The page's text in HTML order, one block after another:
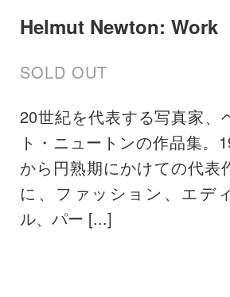
Helmut Newton: Work
SOLD OUT
20世紀を代表する写真家、
ト・ニュートンの作品集。
から円熟期にかけての代表
に、ファッション、エデ
ル、パー [...]